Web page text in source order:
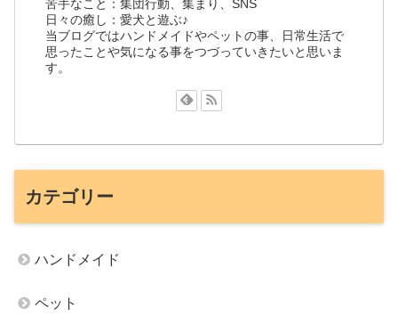
苦手なこと：集団行動、集まり、SNS
日々の癒し：愛犬と遊ぶ♪
当ブログではハンドメイドやペットの事、日常生活で
思ったことや気になる事をつづっていきたいと思いま
す。
カテゴリー
ハンドメイド
ペット